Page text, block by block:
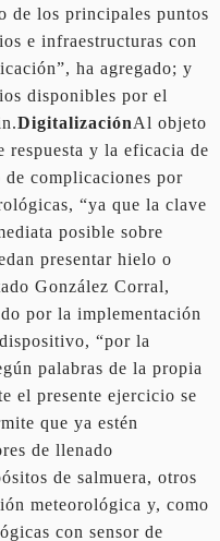
de los principales puntos
e infraestructuras con
ha agregado; y
disponibles por el
DigitalizaciónAl objeto
respuesta y la eficacia de
de complicaciones por
“ya que la clave
posible sobre
presentar hielo o
González Corral,
por la implementación
“por la
palabras de la propia
el presente ejercicio se
que ya estén
de llenado
de salmuera, otros
meteorológica y, como
con sensor de